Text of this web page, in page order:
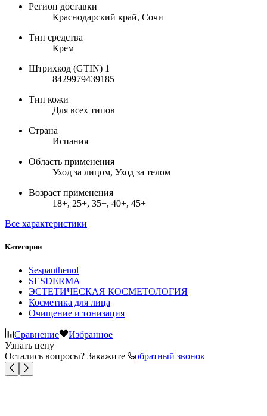
Регион доставки
Краснодарский край, Сочи
Тип средства
Крем
Штрихкод (GTIN) 1
8429979439185
Тип кожи
Для всех типов
Страна
Испания
Область применения
Уход за лицом, Уход за телом
Возраст применения
18+, 25+, 35+, 40+, 45+
Все характеристики
Категории
Sespanthenol
SESDERMA
ЭСТЕТИЧЕСКАЯ КОСМЕТОЛОГИЯ
Косметика для лица
Очищение и тонизация
Сравнение
Избранное
Узнать цену
Остались вопросы? Закажите
обратный звонок